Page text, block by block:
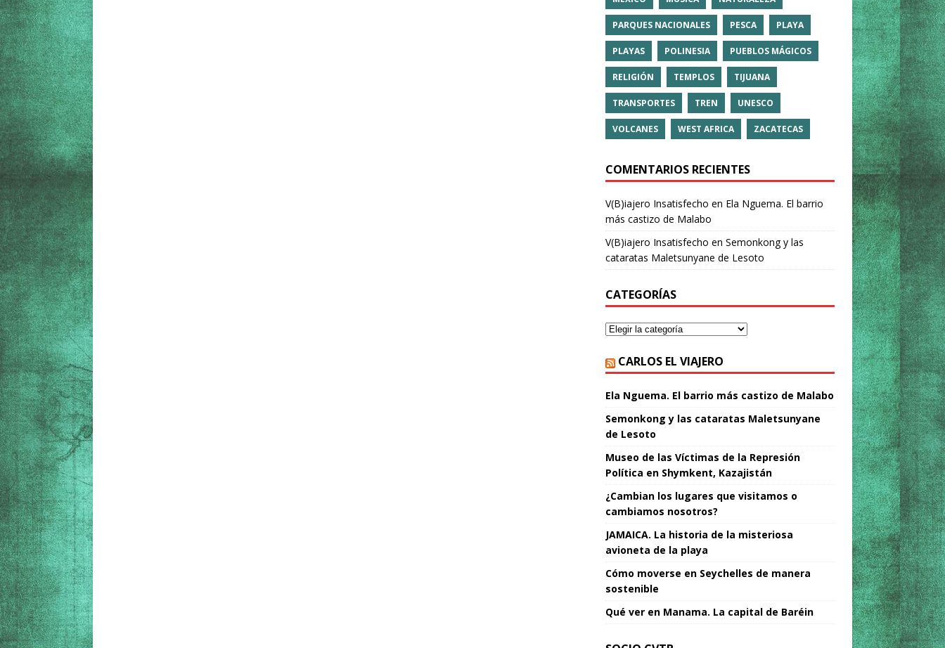
PARQUES NACIONALES PESCA PLAYA
PLAYAS POLINESIA PUEBLOS MÁGICOS
RELIGIÓN TEMPLOS TIJUANA
TRANSPORTES TREN UNESCO
VOLCANES WEST AFRICA ZACATECAS
COMENTARIOS RECIENTES
V(B)iajero Insatisfecho en Ela Nguema. El barrio
más castizo de Malabo
V(B)iajero Insatisfecho en Semonkong y las
cataratas Maletsunyane de Lesoto
CATEGORÍAS
CARLOS EL VIAJERO
Ela Nguema. El barrio más castizo de Malabo
Semonkong y las cataratas Maletsunyane
de Lesoto
Museo de las Víctimas de la Represión
Política en Shymkent, Kazajistán
¿Cambian los lugares que visitamos o
cambiamos nosotros?
JAMAICA. La historia de la misteriosa
avioneta de la playa
Cómo moverse en Seychelles de manera
sostenible
Qué ver en Manama. La capital de Baréin